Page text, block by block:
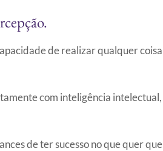
de realizar qualquer coisa
com inteligência intelectual,
de ter sucesso no que quer que